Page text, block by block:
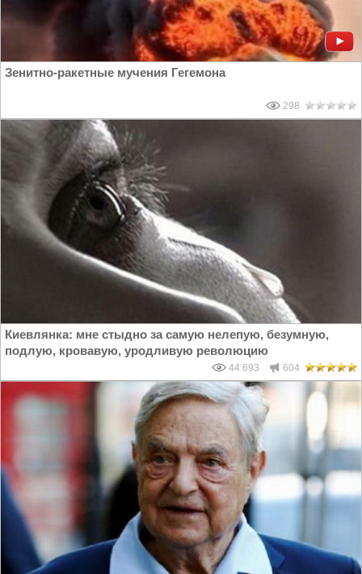
Зенитно-ракетные мучения Гегемона
298
Киевлянка: мне стыдно за самую нелепую, безумную,
подлую, кровавую, уродливую революцию
44 693 604